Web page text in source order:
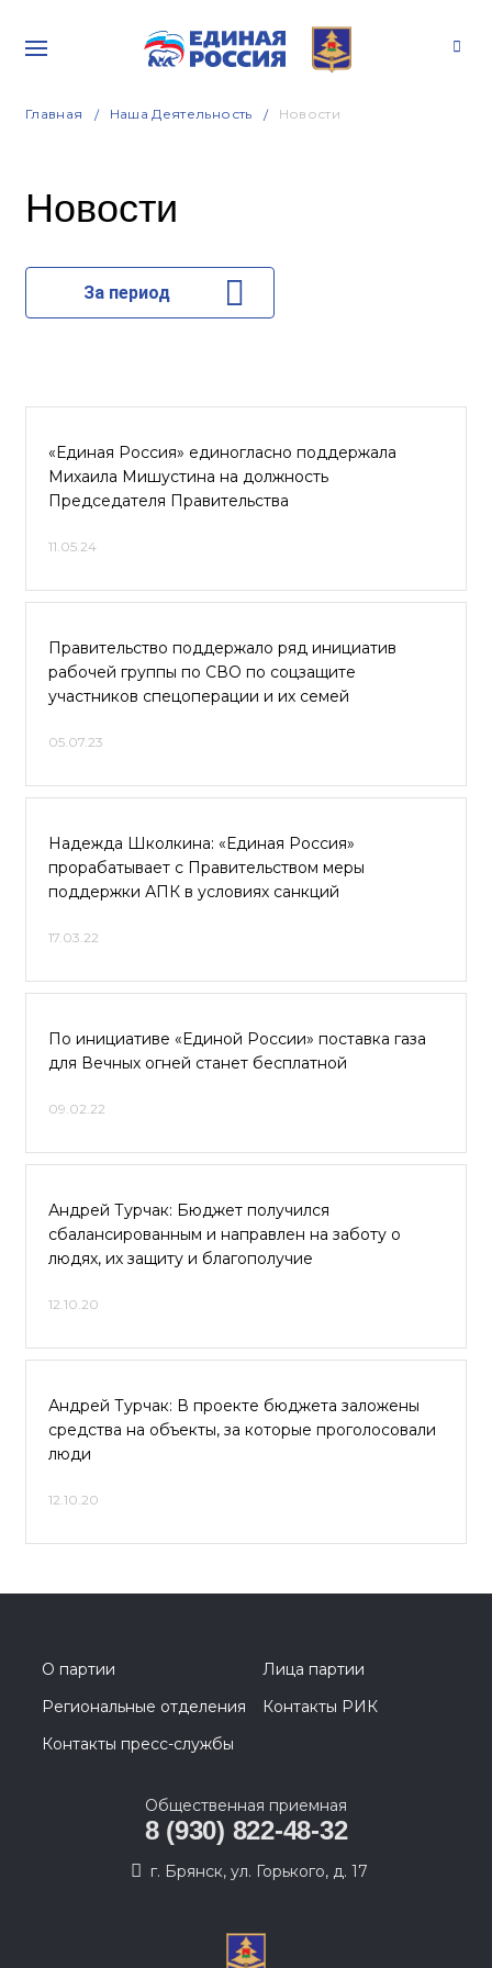
Главная Наша Деятельность Новости
Новости
За период
«Единая Россия» единогласно поддержала
Михаила Мишустина на должность
Председателя Правительства
11.05.24
Правительство поддержало ряд инициатив
рабочей группы по СВО по соцзащите
участников спецоперации и их семей
05.07.23
Надежда Школкина: «Единая Россия»
прорабатывает с Правительством меры
поддержки АПК в условиях санкций
17.03.22
По инициативе «Единой России» поставка газа
для Вечных огней станет бесплатной
09.02.22
Андрей Турчак: Бюджет получился
сбалансированным и направлен на заботу о
людях, их защиту и благополучие
12.10.20
Андрей Турчак: В проекте бюджета заложены
средства на объекты, за которые проголосовали
люди
12.10.20
О партии
Лица партии
Региональные отделения
Контакты РИК
Контакты пресс-службы
Общественная приемная
8 (930) 822-48-32
г. Брянск, ул. Горького, д. 17